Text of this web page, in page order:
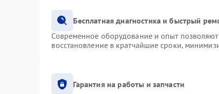
Бесплатная диагностика и быстрый
Современное оборудование и опыт позволяют
восстановление в кратчайшие сроки,
Гарантия на работы и запчасти